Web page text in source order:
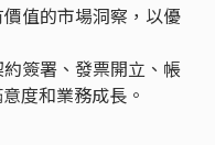
值的市場洞察，以優
簽署、發票開立、帳
度和業務成長。